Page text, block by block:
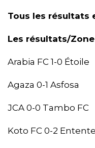
Tous les résultats
Les résultats/Zone
Arabia FC 1-0 Étoile
Agaza 0-1 Asfosa
JCA 0-0 Tambo FC
Koto FC 0-2